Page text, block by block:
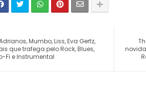
Adrianos, Mumbo, Liss, Eva Gertz,
que trafega pelo Rock, Blues,
Fi e Instrumental